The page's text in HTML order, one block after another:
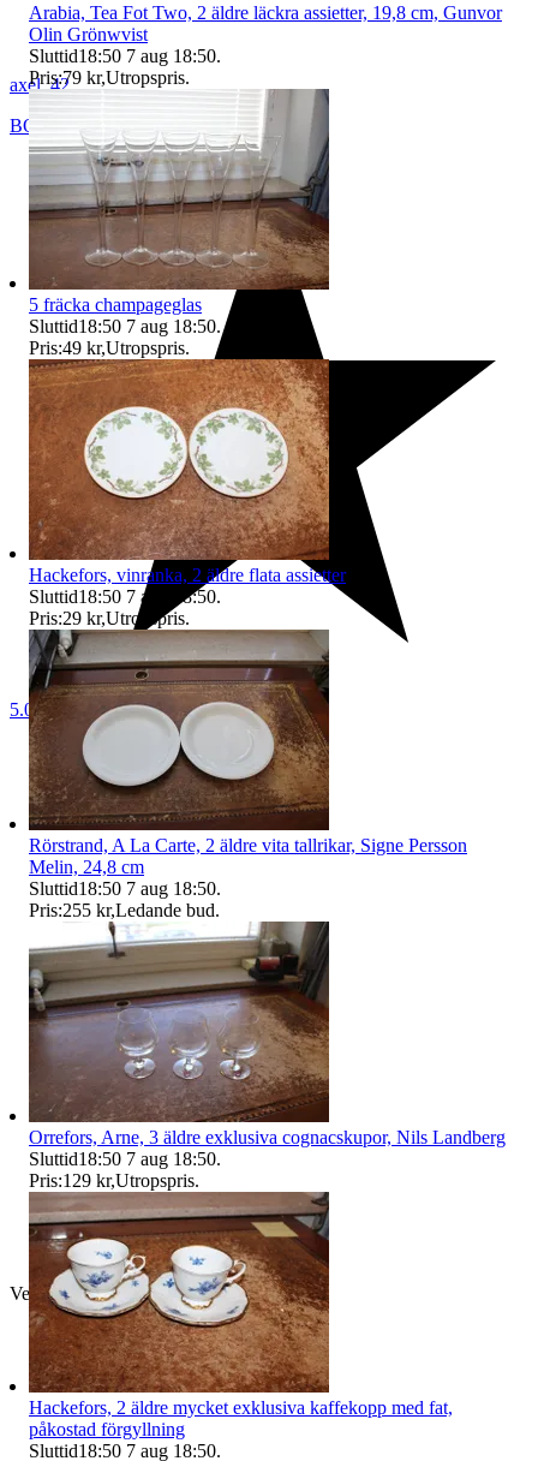
axel_42
BORÅS
5.0
Verifierad
Arabia, Tea Fot Two, 2 äldre läckra assietter, 19,8 cm, Gunvor
Olin Grönwvist
Sluttid18:50 7 aug 18:50.
Pris:79 kr,Utropspris.
5 fräcka champageglas
Sluttid18:50 7 aug 18:50.
Pris:49 kr,Utropspris.
Hackefors, vinranka, 2 äldre flata assietter
Sluttid18:50 7 aug 18:50.
Pris:29 kr,Utropspris.
Rörstrand, A La Carte, 2 äldre vita tallrikar, Signe Persson
Melin, 24,8 cm
Sluttid18:50 7 aug 18:50.
Pris:255 kr,Ledande bud.
Orrefors, Arne, 3 äldre exklusiva cognacskupor, Nils Landberg
Sluttid18:50 7 aug 18:50.
Pris:129 kr,Utropspris.
Hackefors, 2 äldre mycket exklusiva kaffekopp med fat,
påkostad förgyllning
Sluttid18:50 7 aug 18:50.